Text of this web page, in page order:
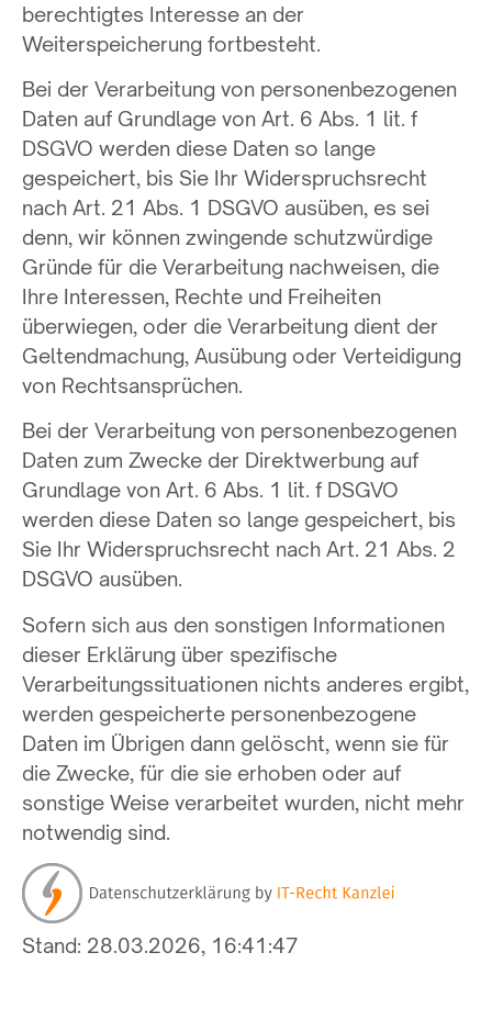
berechtigtes Interesse an der
Weiterspeicherung fortbesteht.
Bei der Verarbeitung von personenbezogenen
Daten auf Grundlage von Art. 6 Abs. 1 lit. f
DSGVO werden diese Daten so lange
gespeichert, bis Sie Ihr Widerspruchsrecht
nach Art. 21 Abs. 1 DSGVO ausüben, es sei
denn, wir können zwingende schutzwürdige
Gründe für die Verarbeitung nachweisen, die
Ihre Interessen, Rechte und Freiheiten
überwiegen, oder die Verarbeitung dient der
Geltendmachung, Ausübung oder Verteidigung
von Rechtsansprüchen.
Bei der Verarbeitung von personenbezogenen
Daten zum Zwecke der Direktwerbung auf
Grundlage von Art. 6 Abs. 1 lit. f DSGVO
werden diese Daten so lange gespeichert, bis
Sie Ihr Widerspruchsrecht nach Art. 21 Abs. 2
DSGVO ausüben.
Sofern sich aus den sonstigen Informationen
dieser Erklärung über spezifische
Verarbeitungssituationen nichts anderes ergibt,
werden gespeicherte personenbezogene
Daten im Übrigen dann gelöscht, wenn sie für
die Zwecke, für die sie erhoben oder auf
sonstige Weise verarbeitet wurden, nicht mehr
notwendig sind.
Stand: 28.03.2026, 16:41:47